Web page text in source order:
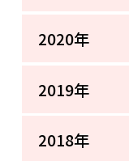
2020年
2019年
2018年